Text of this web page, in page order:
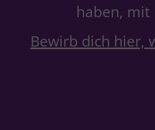
haben, mit
Bewirb dich hier,